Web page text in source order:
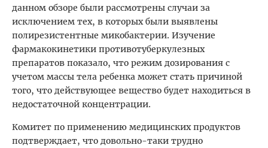
данном обзоре были рассмотрены случаи за
исключением тех, в которых были выявлены
полирезистентные микобактерии. Изучение
фармакокинетики противотуберкулезных
препаратов показало, что режим дозирования с
учетом массы тела ребенка может стать причиной
того, что действующее вещество будет находиться в
недостаточной концентрации.
Комитет по применению медицинских продуктов
подтверждает, что довольно-таки трудно